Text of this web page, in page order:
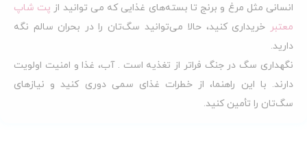
انسانی مثل مرغ و برنج تا بسته‌های غذایی که می توانید از پت شاپ
معتبر خریداری کنید، حالا می‌توانید سگ‌تان را در بحران سالم نگه
دارید.
نگهداری سگ در جنگ فراتر از تغذیه است . آب، غذا و امنیت اولویت
دارند. با این راهنما، از خطرات غذای سمی دوری کنید و نیازهای
سگ‌تان را تأمین کنید.